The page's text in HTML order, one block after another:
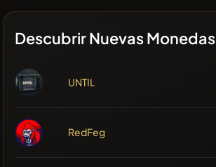
Descubrir Nuevas Monedas
UNTIL
RedFeg